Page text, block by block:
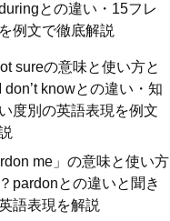
との違い・15フレ
例文で徹底解説
sureの意味と使い方と
don’t knowとの違い・知
度別の英語表現を例文
me」の意味と使い方
pardonとの違いと聞き
語表現を解説